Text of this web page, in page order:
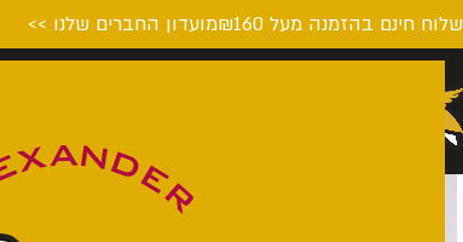
חינם בהזמנה מעל ₪160 מועדון החברים שלנו >>